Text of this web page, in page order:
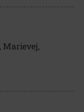
Marievej,